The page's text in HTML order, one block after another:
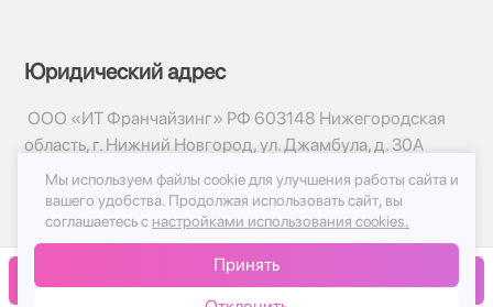
В корзину
Юридический адрес
ООО «ИТ Франчайзинг» РФ 603148 Нижегородская
область, г. Нижний Новгород, ул. Джамбула, д. 30А
© 2017-2026г, База Цветов 24.ру
Политика конфиденциальности
Публичная оферта
Мы используем файлы cookie для улучшения работы сайта и
вашего удобства. Продолжая использовать сайт, вы
соглашаетесь с настройками использования cookies.
Принять